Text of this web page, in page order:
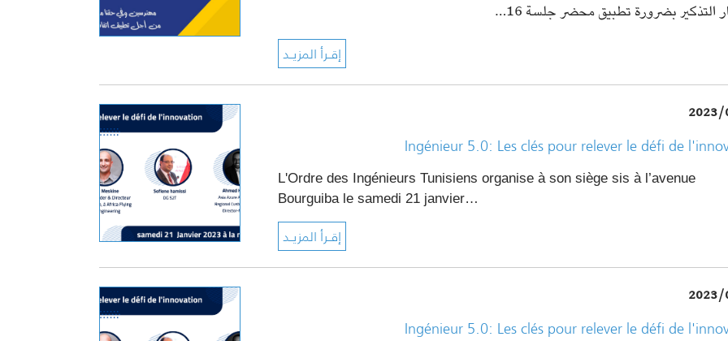
التذكير بضرورة تطبيق محضر جلسة 16…
Ingénieur 5.0: Les clés pour relever le défi de
L'Ordre des Ingénieurs Tunisiens organise à son siège sis à l’avenue
Bourguiba le samedi 21 janvier…
Ingénieur 5.0: Les clés pour relever le défi de